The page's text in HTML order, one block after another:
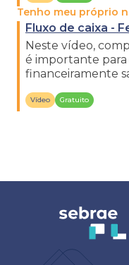
Tenho meu próprio
Fluxo de caixa -
Neste vídeo,
é importante para
financeiramente
Vídeo Gratuito